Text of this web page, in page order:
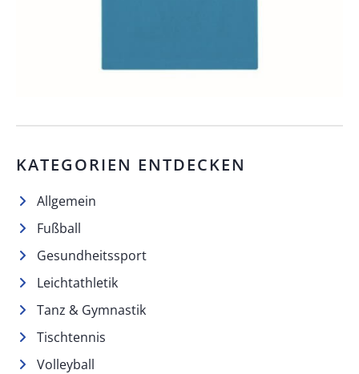
KATEGORIEN ENTDECKEN
Allgemein
Fußball
Gesundheitssport
Leichtathletik
Tanz & Gymnastik
Tischtennis
Volleyball